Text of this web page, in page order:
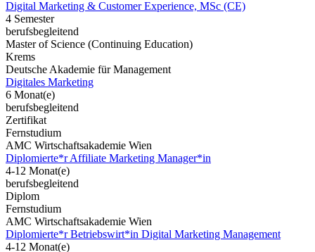
Digital Marketing & Customer Experience, MSc (CE)
4 Semester
berufsbegleitend
Master of Science (Continuing Education)
Krems
Deutsche Akademie für Management
Digitales Marketing
6 Monat(e)
berufsbegleitend
Zertifikat
Fernstudium
AMC Wirtschaftsakademie Wien
Diplomierte*r Affiliate Marketing Manager*in
4-12 Monat(e)
berufsbegleitend
Diplom
Fernstudium
AMC Wirtschaftsakademie Wien
Diplomierte*r Betriebswirt*in Digital Marketing Management
4-12 Monat(e)